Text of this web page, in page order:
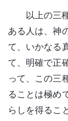
以上の三
ある人は、神
て、いかなる
て、明確で正
って、この三
ることは極め
らしを得るこ